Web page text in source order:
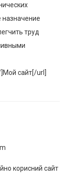
назначение
труд
сайт[/url]
корисний сайт